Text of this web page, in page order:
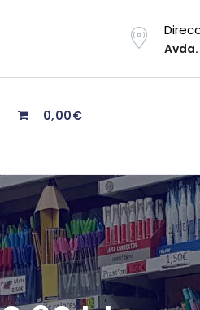
Avda.
0,00€